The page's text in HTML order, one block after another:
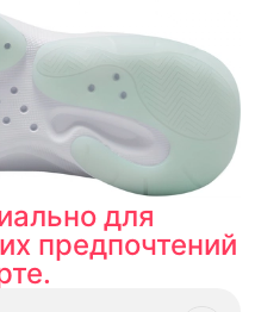
для
предпочтений